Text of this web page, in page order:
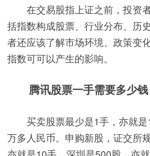
在交易股指上证之前，投资
括指数构成股票、行业分布、历
者还应该了解市场环境、政策变
指数可可以产生的影响。
腾讯股票一手需要多少钱
买卖股票最少是1手，亦就
万多人民币。申购新股，证交所